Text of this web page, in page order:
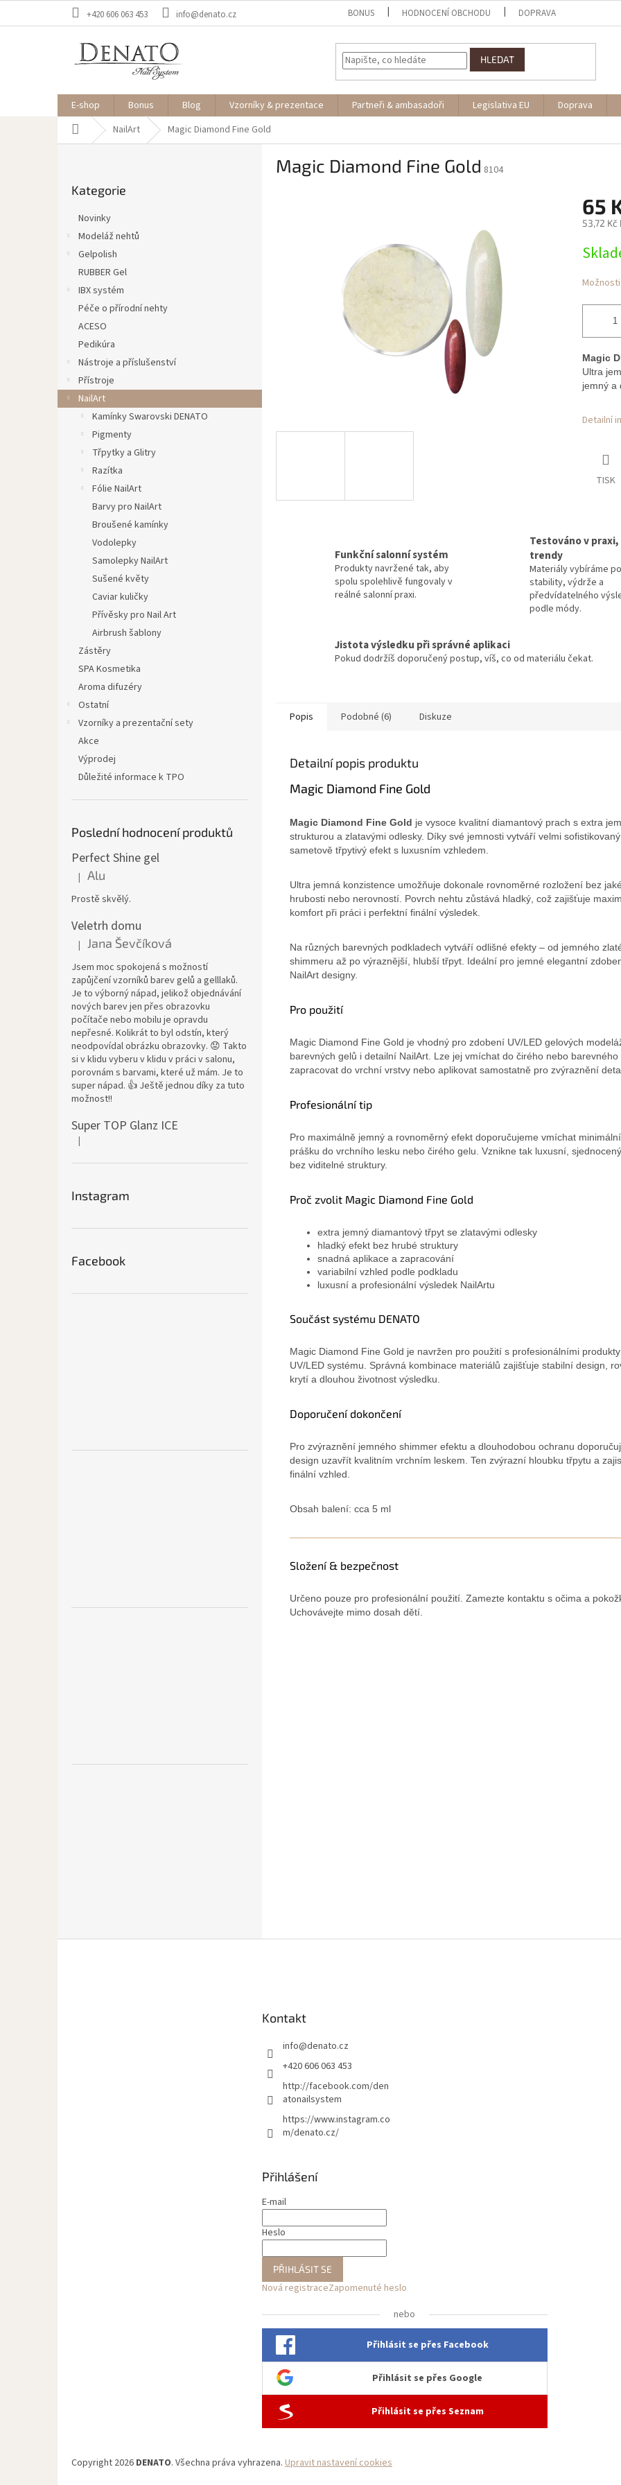
+420 606 063 453 info@denato.cz BONUS HODNOCENÍ OBCHODU DOPRAVA
HLEDAT
E-shop Bonus Blog Vzorníky & prezentace Partneři & ambasadoři Legislativa EU
Doprava
Domů NailArt Magic Diamond Fine Gold
kategorie
Kategorie
Novinky
Modeláž nehtů
Gelpolish
RUBBER Gel
IBX systém
Péče o přírodní nehty
ACESO
Pedikúra
Nástroje a příslušenství
Přístroje
NailArt
Kamínky Swarovski DENATO
Pigmenty
Třpytky a Glitry
Razítka
Fólie NailArt
Barvy pro NailArt
Broušené kamínky
Vodolepky
Samolepky NailArt
Sušené květy
Caviar kuličky
Přívěsky pro Nail Art
Airbrush šablony
Zástěry
SPA Kosmetika
Aroma difuzéry
Ostatní
Vzorníky a prezentační sety
Akce
Výprodej
Důležité informace k TPO
Poslední hodnocení produktů
Perfect Shine gel
Hodnocení produktu je 5 z 5 hvězdiček.
| Alu
Prostě skvělý.
Veletrh domu
Hodnocení produktu je 5 z 5 hvězdiček.
| Jana Ševčíková
Jsem moc spokojená s možností
zapůjčení vzorníků barev gelů a gelllaků.
Je to výborný nápad, jelikož objednávání
nových barev jen přes obrazovku
počítače nebo mobilu je opravdu
nepřesné. Kolikrát to byl odstín, který
neodpovídal obrázku obrazovky. 😟 Takto
si v klidu vyberu v klidu v práci v salonu,
porovnám s barvami, které už mám. Je to
super nápad. 👍 Ještě jednou díky za tuto
možnost!!
Super TOP Glanz ICE
Hodnocení produktu je 4 z 5 hvězdiček.
|
Instagram
Facebook
Magic Diamond Fine Gold 8104
65
53,72 Kč
cena:
Magic
Ultra
jemný a
Detailní
TISK
Funkční salonní systém
Produkty navržené tak, aby
spolu spolehlivě fungovaly v
reálné salonní praxi.
Testováno v praxi,
trendy
Materiály vybíráme
stability, výdrže a
předvídatelného
podle módy.
Jistota výsledku při správné aplikaci
Pokud dodržíš doporučený postup, víš, co od materiálu čekat.
Popis Podobné (6) Diskuze
Detailní popis produktu
Magic Diamond Fine Gold
Magic Diamond Fine Gold je vysoce kvalitní diamantový prach s extra
strukturou a zlatavými odlesky. Díky své jemnosti vytváří velmi
sametově třpytivý efekt s luxusním vzhledem.
Ultra jemná konzistence umožňuje dokonale rovnoměrné rozložení bez
hrubosti nebo nerovností. Povrch nehtu zůstává hladký, což zajišťuje
komfort při práci i perfektní finální výsledek.
Na různých barevných podkladech vytváří odlišné efekty – od jemného
shimmeru až po výraznější, hlubší třpyt. Ideální pro jemné elegantní
NailArt designy.
Pro použití
Magic Diamond Fine Gold je vhodný pro zdobení UV/LED gelových
barevných gelů i detailní NailArt. Lze jej vmíchat do čirého nebo barevného
zapracovat do vrchní vrstvy nebo aplikovat samostatně pro zvýraznění
Profesionální tip
Pro maximálně jemný a rovnoměrný efekt doporučujeme vmíchat
prášku do vrchního lesku nebo čirého gelu. Vznikne tak luxusní,
bez viditelné struktury.
Proč zvolit Magic Diamond Fine Gold
extra jemný diamantový třpyt se zlatavými odlesky
hladký efekt bez hrubé struktury
snadná aplikace a zapracování
variabilní vzhled podle podkladu
luxusní a profesionální výsledek NailArtu
Součást systému DENATO
Magic Diamond Fine Gold je navržen pro použití s profesionálními
UV/LED systému. Správná kombinace materiálů zajišťuje stabilní design,
krytí a dlouhou životnost výsledku.
Doporučení dokončení
Pro zvýraznění jemného shimmer efektu a dlouhodobou ochranu
design uzavřít kvalitním vrchním leskem. Ten zvýrazní hloubku třpytu a
finální vzhled.
Obsah balení: cca 5 ml
Složení & bezpečnost
Určeno pouze pro profesionální použití. Zamezte kontaktu s očima a
Uchovávejte mimo dosah dětí.
Kontakt
info@denato.cz
+420 606 063 453
http://facebook.com/den
atonailsystem
https://www.instagram.co
m/denato.cz/
Přihlášení
E-mail
Heslo
PŘIHLÁSIT SE
Nová registraceZapomenuté heslo
nebo
Přihlásit se přes Facebook
Přihlásit se přes Google
Přihlásit se přes Seznam
Copyright 2026 DENATO. Všechna práva vyhrazena. Upravit nastavení cookies